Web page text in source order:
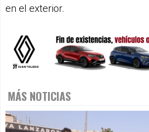
en el exterior.
MÁS NOTICIAS